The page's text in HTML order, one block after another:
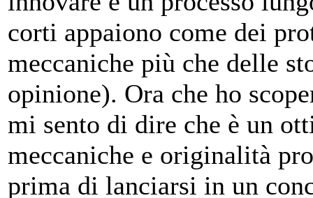
corti appaiono come dei
meccaniche più che delle
opinione). Ora che ho
mi sento di dire che è un
meccaniche e originalità
prima di lanciarsi in un